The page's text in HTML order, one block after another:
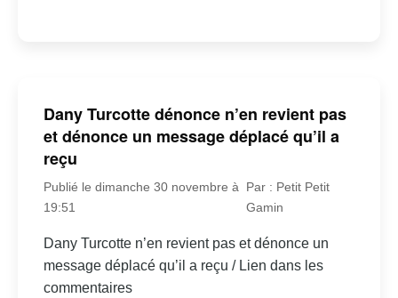
Dany Turcotte dénonce n’en revient pas
et dénonce un message déplacé qu’il a
reçu
Publié le dimanche 30 novembre à
19:51
Par : Petit Petit
Gamin
Dany Turcotte n’en revient pas et dénonce un
message déplacé qu’il a reçu / Lien dans les
commentaires